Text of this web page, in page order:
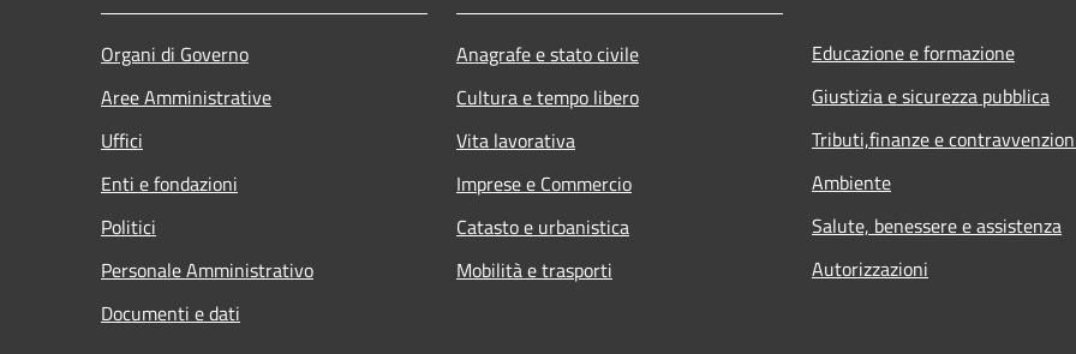
Organi di Governo
Aree Amministrative
Uffici
Enti e fondazioni
Politici
Personale Amministrativo
Documenti e dati
Anagrafe e stato civile
Cultura e tempo libero
Vita lavorativa
Imprese e Commercio
Catasto e urbanistica
Mobilità e trasporti
Educazione e formazione
Giustizia e sicurezza pubblica
Tributi,finanze e
Ambiente
Salute, benessere e assistenza
Autorizzazioni